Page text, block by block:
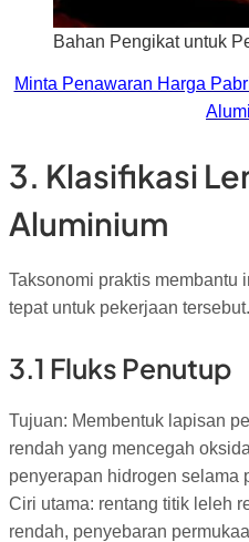
Bahan Pengikat untuk
Minta Penawaran Harga
3. Klasifikasi
Aluminium
Taksonomi praktis membantu
tepat untuk pekerjaan tersebut.
3.1 Fluks Penutup
Tujuan: Membentuk lapisan
rendah yang mencegah
penyerapan hidrogen selama
Ciri utama: rentang titik leleh
rendah, penyebaran